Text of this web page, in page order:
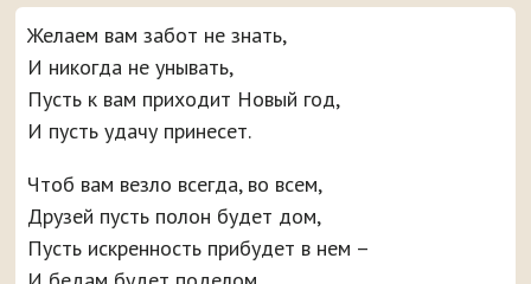
Желаем вам забот не знать,
И никогда не унывать,
Пусть к вам приходит Новый год,
И пусть удачу принесет.
Чтоб вам везло всегда, во всем,
Друзей пусть полон будет дом,
Пусть искренность прибудет в нем –